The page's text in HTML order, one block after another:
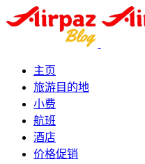
主页
旅游目的地
小费
航班
酒店
价格促销